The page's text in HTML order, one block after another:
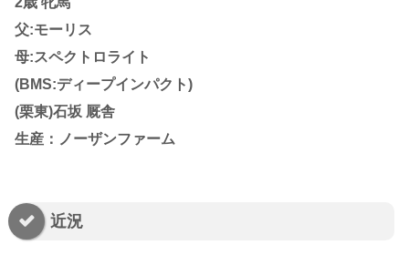
父:モーリス
母:スペクトロライト
(BMS:ディープインパクト)
(栗東)石坂 厩舎
生産：ノーザンファーム
近況